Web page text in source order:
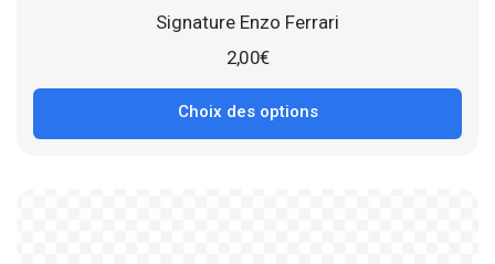
Signature Enzo Ferrari
2,00€
Choix des options